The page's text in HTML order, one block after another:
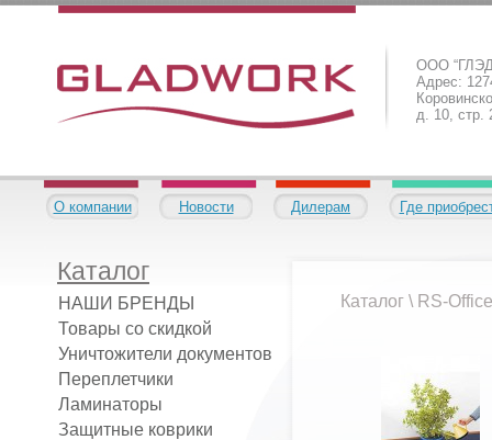
ООО
Адрес:
д. 10, стр.
О компании Новости Дилерам Где
Каталог
НАШИ БРЕНДЫ
Товары со скидкой
Уничтожители документов
Переплетчики
Ламинаторы
Защитные коврики
Каталог \ RS-Office